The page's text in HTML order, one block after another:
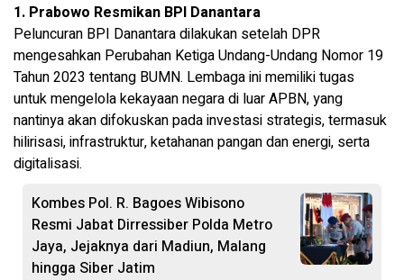
1. Prabowo Resmikan BPI Danantara
Peluncuran BPI Danantara dilakukan setelah DPR
mengesahkan Perubahan Ketiga Undang-Undang Nomor 19
Tahun 2023 tentang BUMN. Lembaga ini memiliki tugas
untuk mengelola kekayaan negara di luar APBN, yang
nantinya akan difokuskan pada investasi strategis, termasuk
hilirisasi, infrastruktur, ketahanan pangan dan energi, serta
digitalisasi.
Kombes Pol. R. Bagoes Wibisono
Resmi Jabat Dirressiber Polda Metro
Jaya, Jejaknya dari Madiun, Malang
hingga Siber Jatim